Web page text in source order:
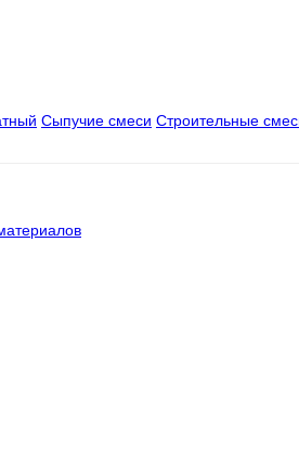
Сыпучие смеси Строительные